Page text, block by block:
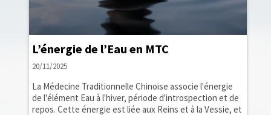
L’énergie de l’Eau en MTC
20/11/2025
La Médecine Traditionnelle Chinoise associe l'énergie
de l'élément Eau à l'hiver, période d'introspection et de
repos. Cette énergie est liée aux Reins et à la Vessie, et